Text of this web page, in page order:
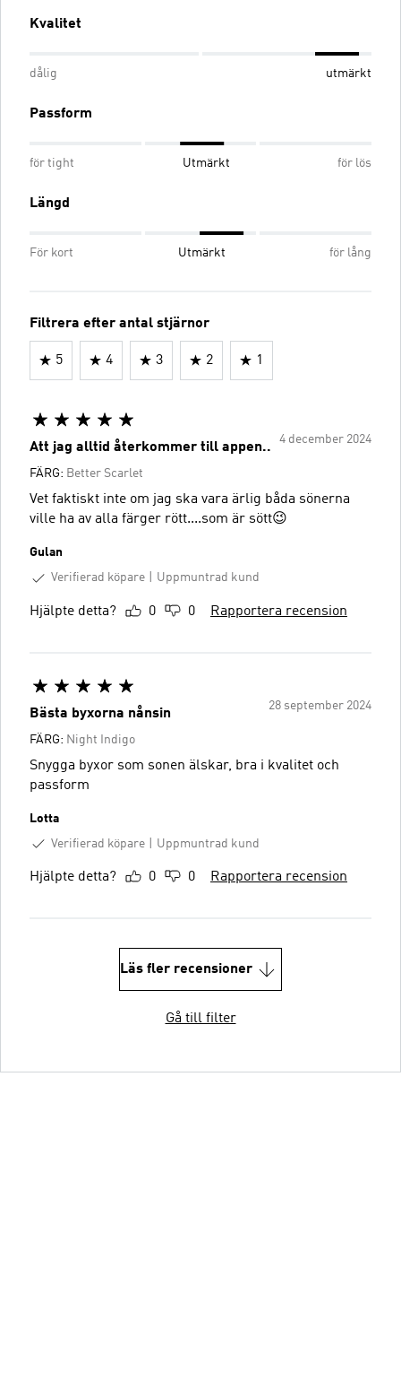
Kvalitet
dålig utmärkt
Passform
för tight Utmärkt för lös
Längd
För kort Utmärkt för lång
Filtrera efter antal stjärnor
5 4 3 2 1
4 december 2024
Att jag alltid återkommer till appen..
FÄRG: Better Scarlet
Vet faktiskt inte om jag ska vara ärlig båda sönerna
ville ha av alla färger rött....som är sött😉
Gulan
Verifierad köpare
Uppmuntrad kund
Hjälpte detta? 0 0 Rapportera recension
28 september 2024
Bästa byxorna nånsin
FÄRG: Night Indigo
Snygga byxor som sonen älskar, bra i kvalitet och
passform
Lotta
Verifierad köpare
Uppmuntrad kund
Hjälpte detta? 0 0 Rapportera recension
Läs fler recensioner
Gå till filter